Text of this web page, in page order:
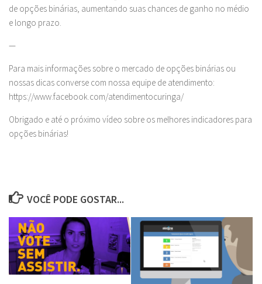
de opções binárias, aumentando suas chances de ganho no médio
e longo prazo.
—
Para mais informações sobre o mercado de opções binárias ou
nossas dicas converse com nossa equipe de atendimento:
https://www.facebook.com/atendimentocuringa/
Obrigado e até o próximo vídeo sobre os melhores indicadores para
opções binárias!
VOCÊ PODE GOSTAR...